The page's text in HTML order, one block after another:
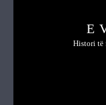
E
Histori të